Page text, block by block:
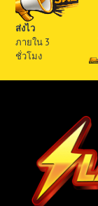
ส่งไว
ภายใน 3
ชั่วโมง